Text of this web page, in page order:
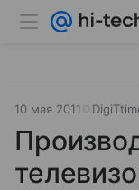
10 мая 2011